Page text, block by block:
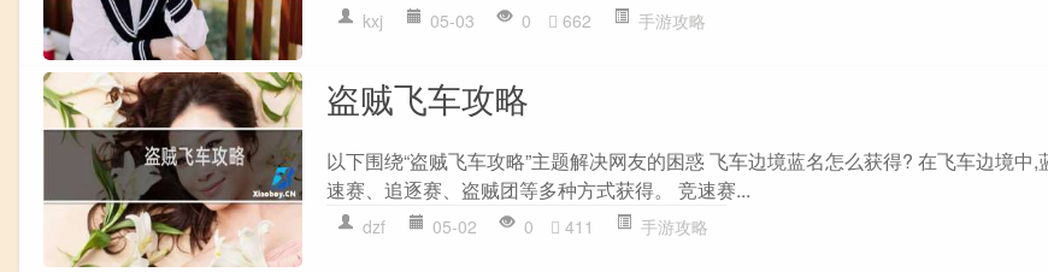
kxj 05-03 0 662 手游攻略
盗贼飞车攻略
以下围绕“盗贼飞车攻略”主题解决网友的困惑 飞车边境蓝名怎么获得? 在飞车边境中,
速赛、追逐赛、盗贼团等多种方式获得。 竞速赛...
dzf 05-02 0 411 手游攻略